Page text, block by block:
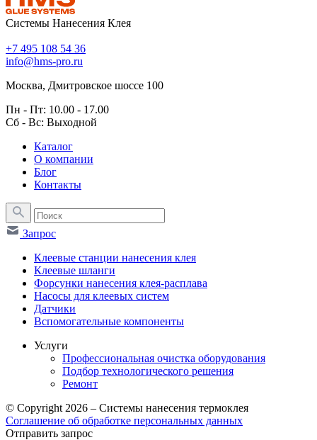
Системы Нанесения Клея
+7 495 108 54 36
info@hms-pro.ru
Москва, Дмитровское шоссе 100
Пн - Пт: 10.00 - 17.00
Сб - Вс: Выходной
Каталог
О компании
Блог
Контакты
Запрос
Клеевые станции нанесения клея
Клеевые шланги
Форсунки нанесения клея-расплава
Насосы для клеевых систем
Датчики
Вспомогательные компоненты
Услуги
Профессиональная очистка оборудования
Подбор технологического решения
Ремонт
© Copyright 2026 – Системы нанесения термоклея
Соглашение об обработке персональных данных
Отправить запрос